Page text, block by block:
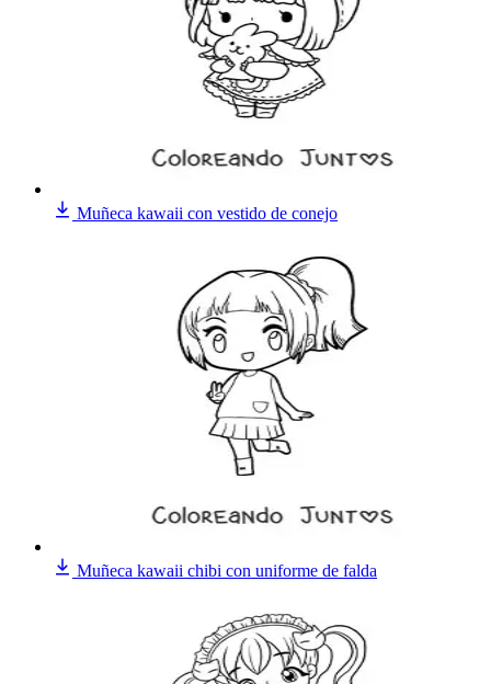
Muñeca kawaii con vestido de conejo
Muñeca kawaii chibi con uniforme de falda